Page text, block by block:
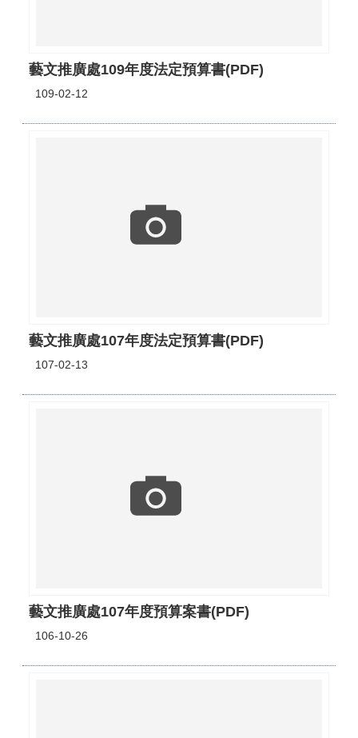
藝文推廣處109年度法定預算書(PDF)
109-02-12
藝文推廣處107年度法定預算書(PDF)
107-02-13
藝文推廣處107年度預算案書(PDF)
106-10-26